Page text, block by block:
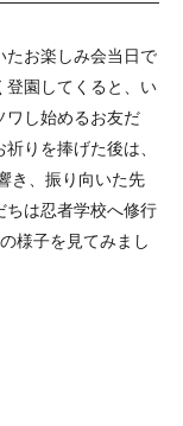
たお楽しみ会当日で
登園してくると、い
ワし始めるお友だ
りを捧げた後は、
き、振り向いた先
ちは忍者学校へ修行
様子を見てみまし